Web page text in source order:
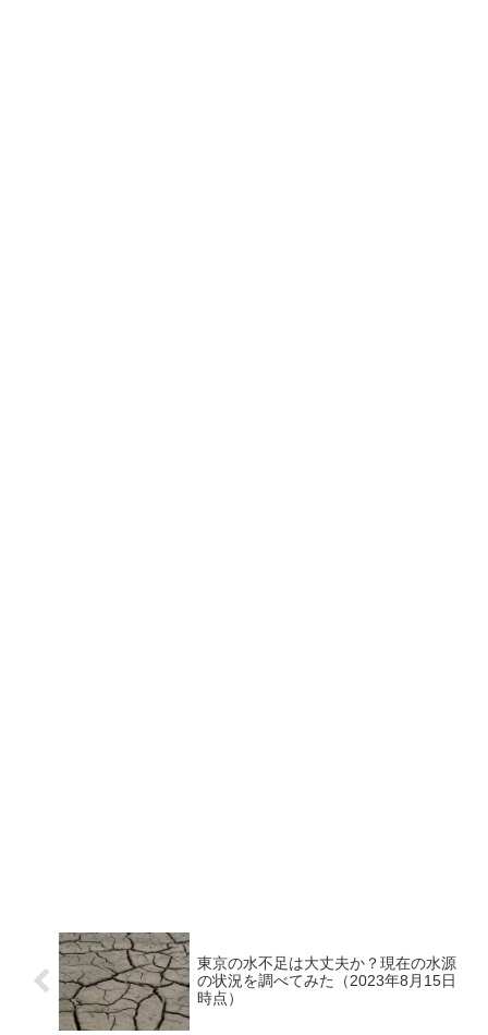
東京の水不足は大丈夫か？現在の水源
の状況を調べてみた（2023年8月15日
時点）